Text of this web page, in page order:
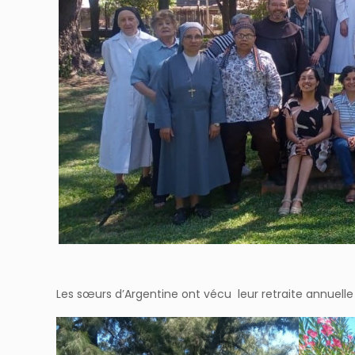
Les sœurs d’Argentine ont vécu leur retraite annuelle